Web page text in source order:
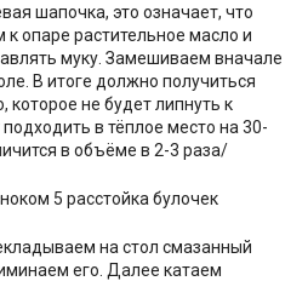
шапочка, это означает, что
опаре растительное масло и
муку. Замешиваем вначале
В итоге должно получиться
которое не будет липнуть к
в тёплое место на 30-
в объёме в 2-3 раза/
на стол смазанный
его. Далее катаем